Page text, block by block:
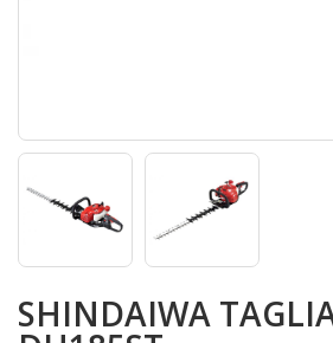
SHINDAIWA